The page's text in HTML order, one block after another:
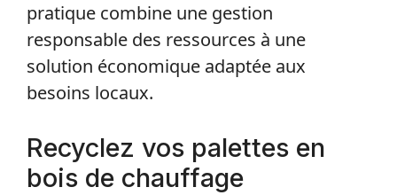
pratique combine une gestion
responsable des ressources à une
solution économique adaptée aux
besoins locaux.
Recyclez vos palettes en
bois de chauffage